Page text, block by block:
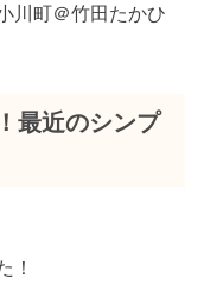
川町＠竹田たかひ
最近のシンプ
！